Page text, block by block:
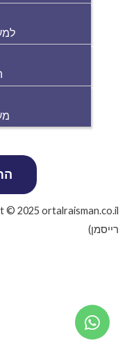
רייסמן)